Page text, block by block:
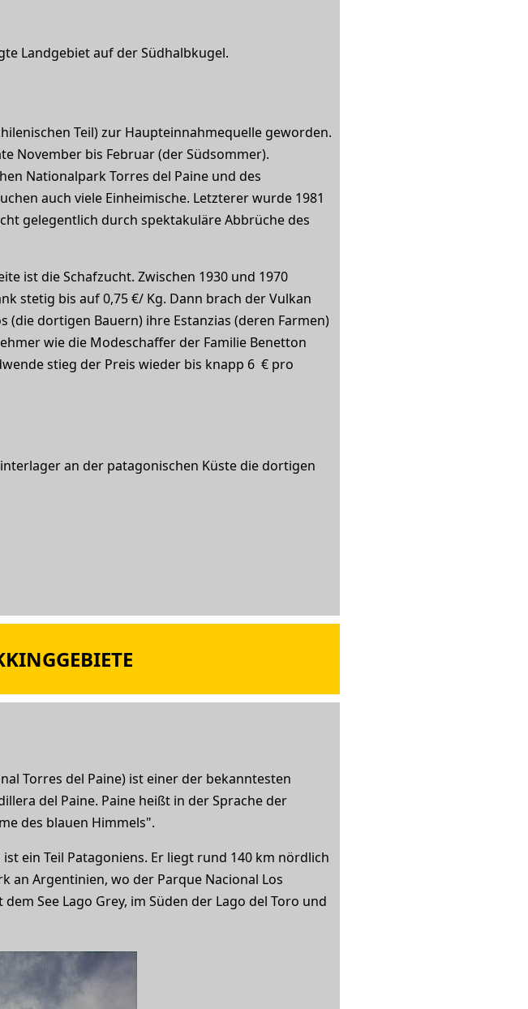
Landgebiet auf der Südhalbkugel.
Teil) zur Haupteinnahmequelle geworden.
November bis Februar (der Südsommer).
Nationalpark Torres del Paine und des
auch viele Einheimische. Letzterer wurde 1981
gelegentlich durch spektakuläre Abbrüche des
ist die Schafzucht. Zwischen 1930 und 1970
stetig bis auf 0,75 €/ Kg. Dann brach der Vulkan
(die dortigen Bauern) ihre Estanzias (deren Farmen)
wie die Modeschaffer der Familie Benetton
stieg der Preis wieder bis knapp 6 € pro
an der patagonischen Küste die dortigen
Torres del Paine) ist einer der bekanntesten
del Paine. Paine heißt in der Sprache der
des blauen Himmels".
ein Teil Patagoniens. Er liegt rund 140 km nördlich
an Argentinien, wo der Parque Nacional Los
See Lago Grey, im Süden der Lago del Toro und